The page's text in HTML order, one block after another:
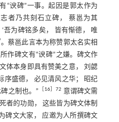
“谀碑”一事。起因是郭太作为
者乃共刻石立碑， 蔡邕为其
吾为碑铭多矣， 皆有惭德， 唯
。蔡邕此言本为称赞郭太名实相
作碑文有“谀碑”之嫌。碑文作
体本身即具有赞美之意， 刘勰
序盛德， 必见清风之华； 昭纪
之制也。”
16］72 意谓碑文需
者的功勋， 这些皆为碑文体制
碑文大家， 应邀为人所撰碑文